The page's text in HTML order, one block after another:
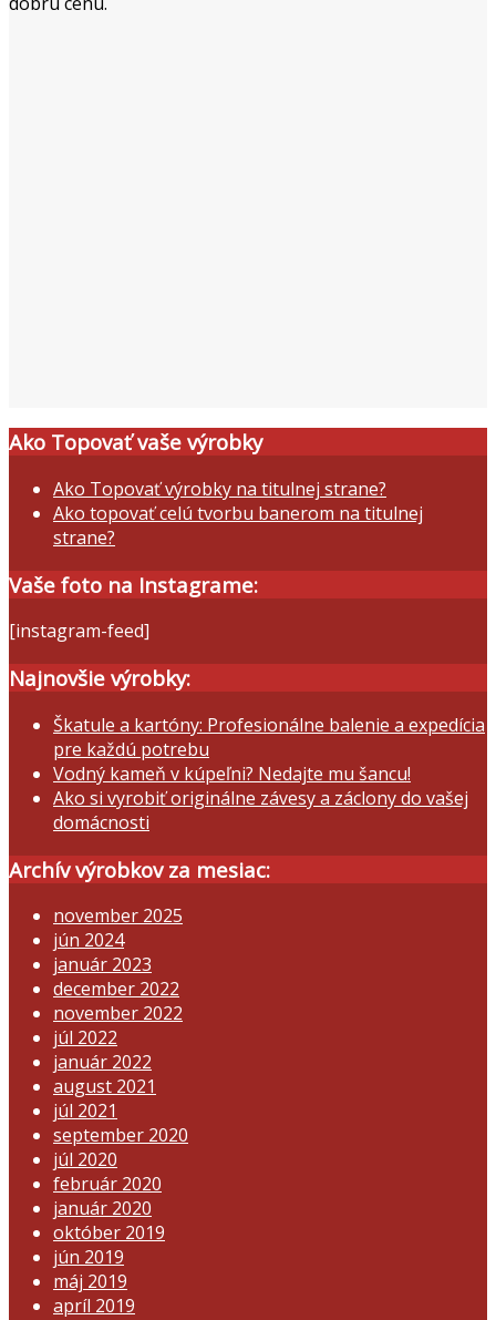
Ako Topovať vaše výrobky
Ako Topovať výrobky na titulnej strane?
Ako topovať celú tvorbu banerom na titulnej
strane?
Vaše foto na Instagrame:
[instagram-feed]
Najnovšie výrobky:
Škatule a kartóny: Profesionálne balenie a expedícia
pre každú potrebu
Vodný kameň v kúpeľni? Nedajte mu šancu!
Ako si vyrobiť originálne závesy a záclony do vašej
domácnosti
Archív výrobkov za mesiac:
november 2025
jún 2024
január 2023
december 2022
november 2022
júl 2022
január 2022
august 2021
júl 2021
september 2020
júl 2020
február 2020
január 2020
október 2019
jún 2019
máj 2019
apríl 2019